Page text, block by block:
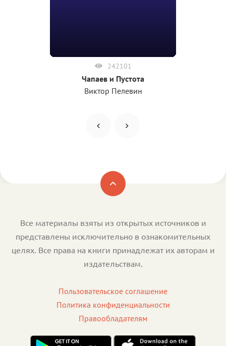
242101
Чапаев и Пустота
Виктор Пелевин
Все материалы взяты из открытых источников и
представлены исключительно в ознакомительных
целях. Все права на книги принадлежат их авторам и
издательствам.
Пользовательское соглашение
Политика конфиденциальности
Правообладателям